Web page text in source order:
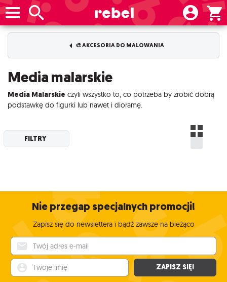
🎨 AKCESORIA DO MALOWANIA
Media malarskie
Media Malarskie czyli wszystko to, co potrzeba by zrobić dobrą
podstawkę do figurki lub nawet i dioramę.
FILTRY
Nie przegap specjalnych promocji!
Zapisz się do newslettera i bądź zawsze na bieżąco
ZAPISZ SIĘ!